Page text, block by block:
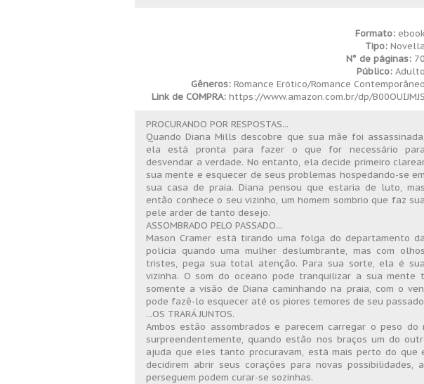
Formato:
Tipo: Novella
N° de páginas: 70
Público: Adulto
Gêneros: Romance Erótico/Romance Contemporâneo
Link de COMPRA: https://www.amazon.com.br/dp/B00OUIJMJS
PROCURANDO POR RESPOSTAS...
Quando Diana Mills descobre que sua mãe foi assassinada,
ela está pronta para fazer o que for necessário para
desvendar a verdade. No entanto, ela decide primeiro
sua mente e esquecer de seus problemas hospedando-se em
sua casa de praia. Diana pensou que estaria de luto, mas
então conhece o seu vizinho, um homem sombrio que faz sua
pele arder de tanto desejo.
ASSOMBRADO PELO PASSADO...
Mason Cramer está tirando uma folga do departamento da
polícia quando uma mulher deslumbrante, mas com olhos
tristes, pega sua total atenção. Para sua sorte, ela é sua
vizinha. O som do oceano pode tranquilizar a sua mente
somente a visão de Diana caminhando na praia, com o
pode fazê-lo esquecer até os piores temores de seu
...OS TRARÁ JUNTOS.
Ambos estão assombrados e parecem carregar o peso do
surpreendentemente, quando estão nos braços um do
ajuda que eles tanto procuravam, está mais perto do que
decidirem abrir seus corações para novas possibilidades,
perseguem podem curar-se sozinhas.